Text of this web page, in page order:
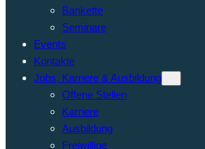
Bankette
Seminare
Events
Kontakte
Jobs, Karriere & Ausbildung
Offene Stellen
Karriere
Ausbildung
Freiwillige